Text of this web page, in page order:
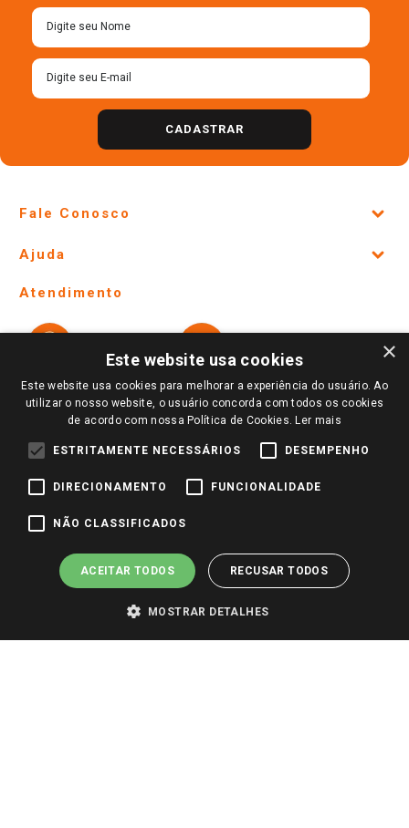
CADASTRAR
Fale Conosco
Lojas Físicas e Horários
Ofertas
Notícias
Perguntas frequentes
Trabalhe Conosco
Ajuda
Formas de Pagamento
Políticas de entrega
Trocas e Devoluções
Atendimento
Vendas Online
Ouvidoria
Redes Sociais
×
Este website usa cookies
Este website usa cookies para melhorar a experiência do usuário. Ao
utilizar o nosso website, o usuário concorda com todos os cookies
de acordo com nossa Política de Cookies. Ler mais
ESTRITAMENTE NECESSÁRIOS DESEMPENHO
DIRECIONAMENTO FUNCIONALIDADE
NÃO CLASSIFICADOS
ACEITAR TODOS RECUSAR TODOS
MOSTRAR DETALHES